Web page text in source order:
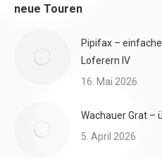
neue Touren
Pipifax –
Loferern IV
16. Mai 2026
Wachauer Grat –
5. April 2026